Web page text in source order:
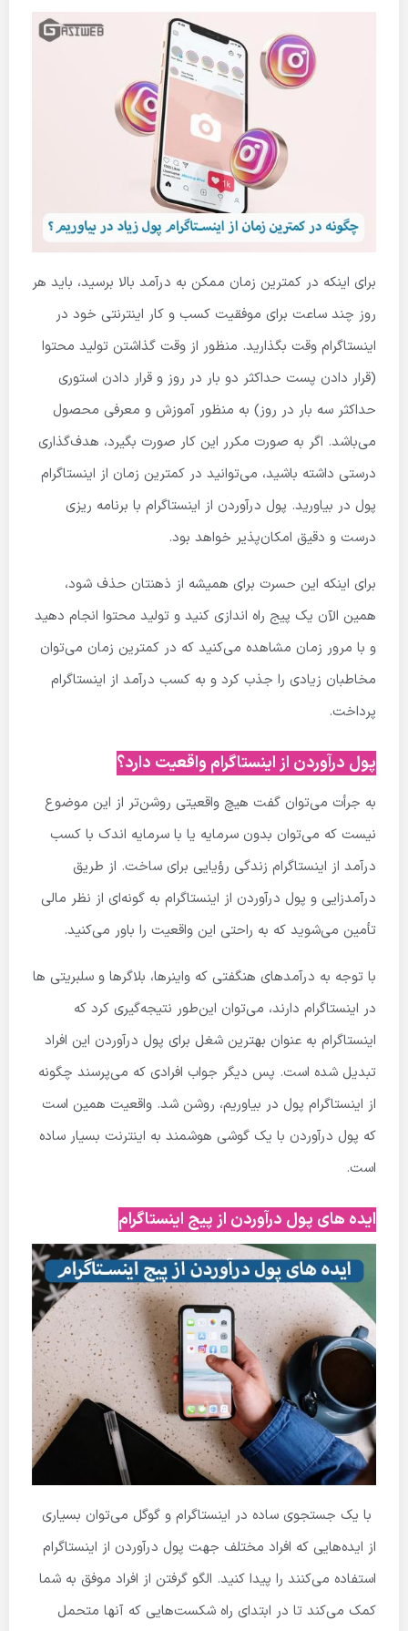
برای اینکه در کمترین زمان ممکن به درآمد بالا برسید، باید هر
روز چند ساعت برای موفقیت کسب و کار اینترنتی خود در
اینستاگرام وقت بگذارید. منظور از وقت گذاشتن تولید محتوا
(قرار دادن پست حداکثر دو بار در روز و قرار دادن استوری
حداکثر سه بار در روز) به منظور آموزش و معرفی محصول
می‌باشد. اگر به صورت مکرر این کار صورت بگیرد، هدف‌گذاری
درستی داشته باشید، می‌توانید در کمترین زمان از اینستاگرام
پول در بیاورید. پول درآوردن از اینستاگرام با برنامه ریزی
درست و دقیق امکان‌پذیر خواهد بود.
برای اینکه این حسرت برای همیشه از ذهنتان حذف شود،
همین الآن یک پیج راه اندازی کنید و تولید محتوا انجام دهید
و با مرور زمان مشاهده می‌کنید که در کمترین زمان می‌توان
مخاطبان زیادی را جذب کرد و به کسب درآمد از اینستاگرام
پرداخت.
پول درآوردن از اینستاگرام واقعیت دارد؟
به جرأت می‌توان گفت هیچ واقعیتی روشن‌تر از این موضوع
نیست که می‌توان بدون سرمایه یا با سرمایه اندک با کسب
درآمد از اینستاگرام زندگی رؤیایی برای ساخت. از طریق
درآمدزایی و پول درآوردن از اینستاگرام به گونه‌ای از نظر مالی
تأمین می‌شوید که به راحتی این واقعیت را باور می‌کنید.
با توجه به درآمدهای هنگفتی که واینرها، بلاگرها و سلبریتی ها
در اینستاگرام دارند، می‌توان این‌طور نتیجه‌گیری کرد که
اینستاگرام به عنوان بهترین شغل برای پول درآوردن این افراد
تبدیل شده است. پس دیگر جواب افرادی که می‌پرسند چگونه
از اینستاگرام پول در بیاوریم، روشن شد. واقعیت همین است
که پول درآوردن با یک گوشی هوشمند به اینترنت بسیار ساده
است.
ایده های پول درآوردن از پیج اینستاگرام
با یک جستجوی ساده در اینستاگرام و گوگل می‌توان بسیاری
از ایده‌هایی که افراد مختلف جهت پول درآوردن از اینستاگرام
استفاده می‌کنند را پیدا کنید. الگو گرفتن از افراد موفق به شما
کمک می‌کند تا در ابتدای راه شکست‌هایی که آنها متحمل